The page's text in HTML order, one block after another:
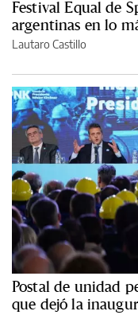
Festival Equal de
argentinas en lo
Lautaro Castillo
Postal de unidad
que dejó la